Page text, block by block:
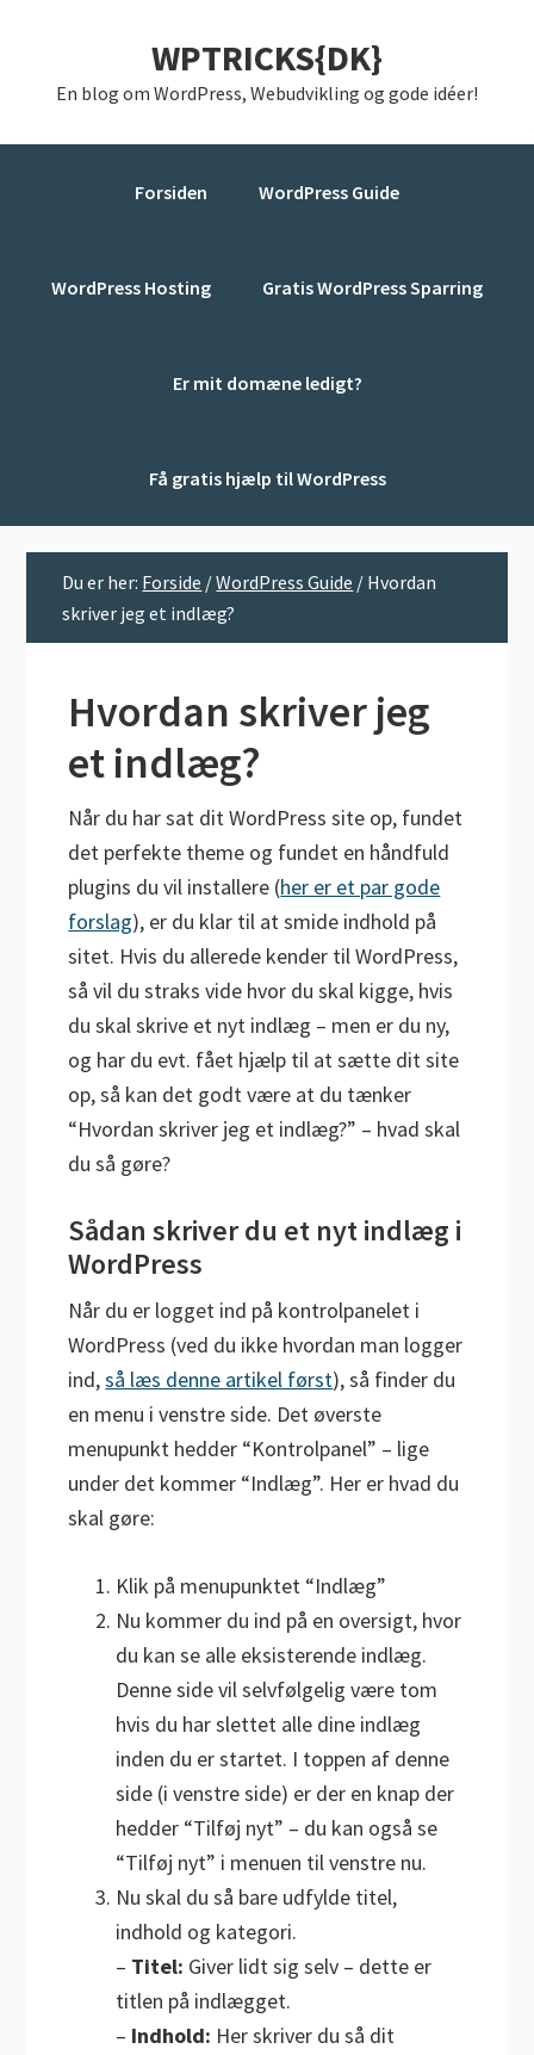
indhold
WPTRICKS{DK}
En blog om WordPress, Webudvikling og gode idéer!
Forsiden WordPress Guide
WordPress Hosting Gratis WordPress Sparring
Er mit domæne ledigt?
Få gratis hjælp til WordPress
Du er her: Forside /WordPress Guide / Hvordan
skriver jeg et indlæg?
Hvordan skriver jeg
et indlæg?
Når du har sat dit WordPress site op, fundet
det perfekte theme og fundet en håndfuld
plugins du vil installere (her er et par gode
forslag), er du klar til at smide indhold på
sitet. Hvis du allerede kender til WordPress,
så vil du straks vide hvor du skal kigge, hvis
du skal skrive et nyt indlæg – men er du ny,
og har du evt. fået hjælp til at sætte dit site
op, så kan det godt være at du tænker
“Hvordan skriver jeg et indlæg?” – hvad skal
du så gøre?
Sådan skriver du et nyt indlæg i
WordPress
Når du er logget ind på kontrolpanelet i
WordPress (ved du ikke hvordan man logger
ind,så læs denne artikel først), så finder du
en menu i venstre side. Det øverste
menupunkt hedder “Kontrolpanel” – lige
under det kommer “Indlæg”. Her er hvad du
skal gøre:
Klik på menupunktet “Indlæg”
Nu kommer du ind på en oversigt, hvor
du kan se alle eksisterende indlæg.
Denne side vil selvfølgelig være tom
hvis du har slettet alle dine indlæg
inden du er startet. I toppen af denne
side (i venstre side) er der en knap der
hedder “Tilføj nyt” – du kan også se
“Tilføj nyt” i menuen til venstre nu.
Nu skal du så bare udfylde titel,
indhold og kategori.
– Titel: Giver lidt sig selv – dette er
titlen på indlægget.
– Indhold: Her skriver du så dit